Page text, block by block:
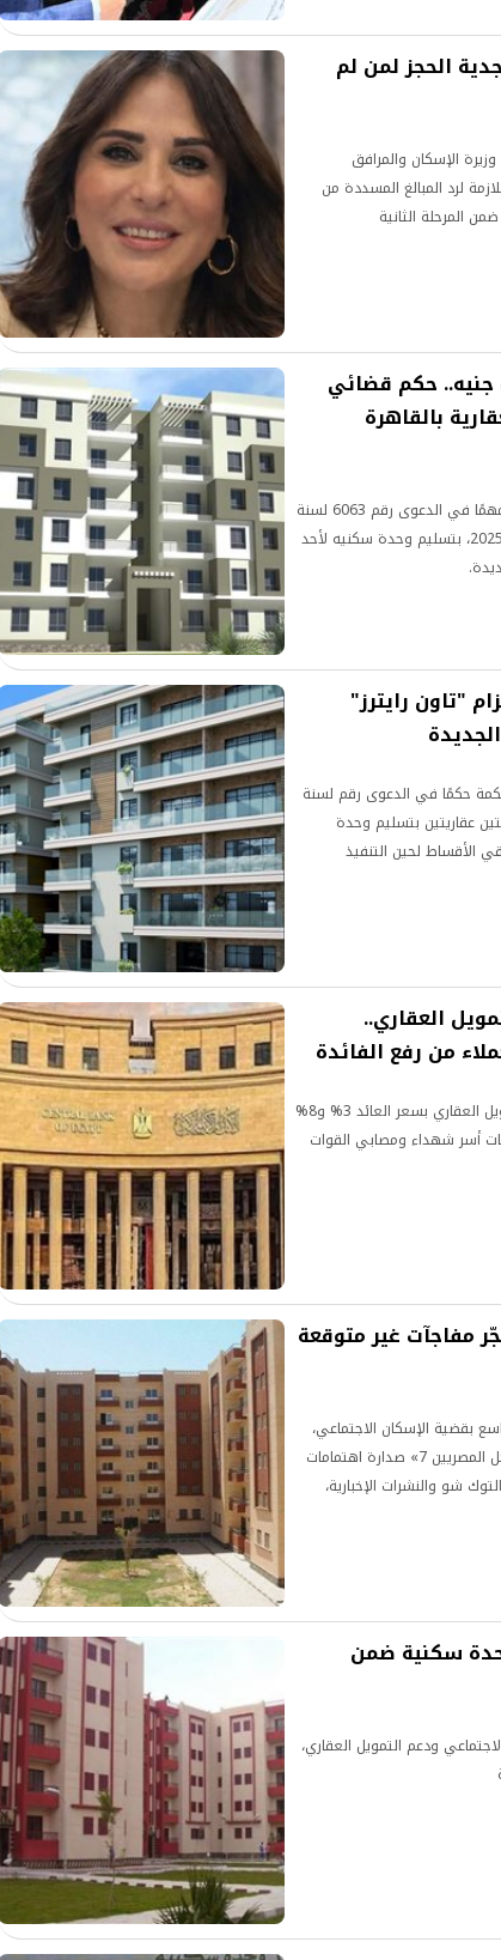
الحجز لمن لم
الإسكان والمرافق
لرد المبالغ المسددة من
المرحلة الثانية
وتعويض 750 ألف جنيه.. حكم قضائي
بالقاهرة
أصدرت محكمة شمال القاهرة الابتدائية حكمًا مهمًا في الدعوى رقم 6063 لسنة
2024 مدني شمال القاهرة، بجلسة 25 مارس 2025، بتسليم وحدة سكنيه لأحد
إلزام "تاون رايترز"
حكمًا في الدعوى رقم لسنة
عقاريتين بتسليم وحدة
الأقساط لحين التنفيذ
العقاري..
من رفع الفائدة
أعلن البنك المركزي عن الاستمرار في منح التمويل العقاري بسعر العائد 3% و8%
أسر شهداء ومصابي القوات
سكن لكل المصريين 7 تُفجّر مفاجآت غير متوقعة
الإسكان الاجتماعي،
تصدّرت نتيجة إعلان المبادرة الرئاسية «سكن لكل المصريين 7» صدارة اهتمامات
شو والنشرات الإخبارية،
مليون وحدة سكنية ضمن
ودعم التمويل العقاري،